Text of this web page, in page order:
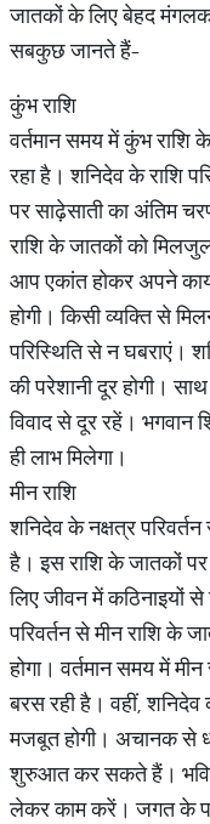
जातकों के लिए बेहद
सबकुछ जानते हैं-
कुंभ राशि
वर्तमान समय में कुंभ राशि
रहा है। शनिदेव के राशि
पर साढ़ेसाती का अंतिम
राशि के जातकों को
आप एकांत होकर अपने
होगी। किसी व्यक्ति से
परिस्थिति से न घबराएं।
की परेशानी दूर होगी।
विवाद से दूर रहें।
ही लाभ मिलेगा।
मीन राशि
शनिदेव के नक्षत्र
है। इस राशि के जातकों
लिए जीवन में कठिनाइयों
परिवर्तन से मीन राशि के
होगा। वर्तमान समय में
बरस रही है। वहीं,
मजबूत होगी। अचानक से
शुरुआत कर सकते हैं।
लेकर काम करें। जगत के